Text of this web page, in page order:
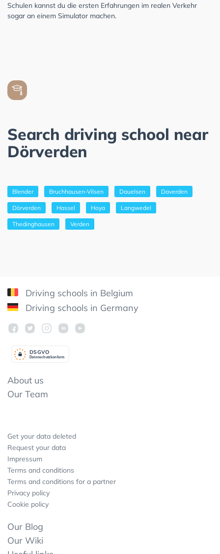
Schulen kannst du die ersten Erfahrungen im realen Verkehr
sogar an einem Simulator machen.
Search driving school near
Dörverden
Blender Bruchhausen-Vilsen Dauelsen Daverden
Dörverden Hassel Hoya Langwedel
Thedinghausen Verden
Driving schools in Belgium
Driving schools in Germany
Datenschutzkonform
DSGVO
About us
Our Team
Get your data deleted
Request your data
Impressum
Terms and conditions
Terms and conditions for a partner
Privacy policy
Cookie policy
Our Blog
Our Wiki